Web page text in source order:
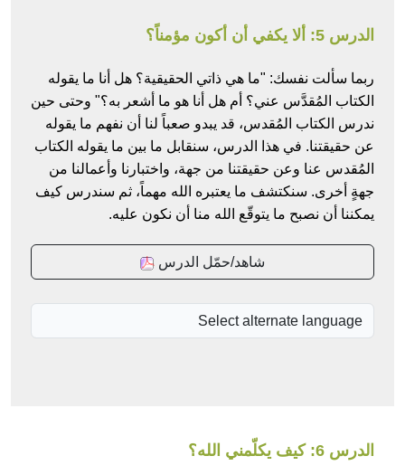
الدرس 5: ألا يكفي أن أكون مؤمناً؟
ربما سألت نفسك: "ما هي ذاتي الحقيقية؟ هل أنا ما يقوله
الكتاب المُقدَّس عني؟ أم هل أنا هو ما أشعر به؟" وحتى حين
ندرس الكتاب المُقدس، قد يبدو صعباً لنا أن نفهم ما يقوله
عن حقيقتنا. في هذا الدرس، سنقابل ما بين ما يقوله الكتاب
المُقدس عنا وعن حقيقتنا من جهة، واختبارنا وأعمالنا من
جهةٍ أخرى. سنكتشف ما يعتبره الله مهماً، ثم سندرس كيف
يمكننا أن نصبح ما يتوقّع الله منا أن نكون عليه.
شاهد/حمّل الدرس
الدرس 6: كيف يكلّمني الله؟